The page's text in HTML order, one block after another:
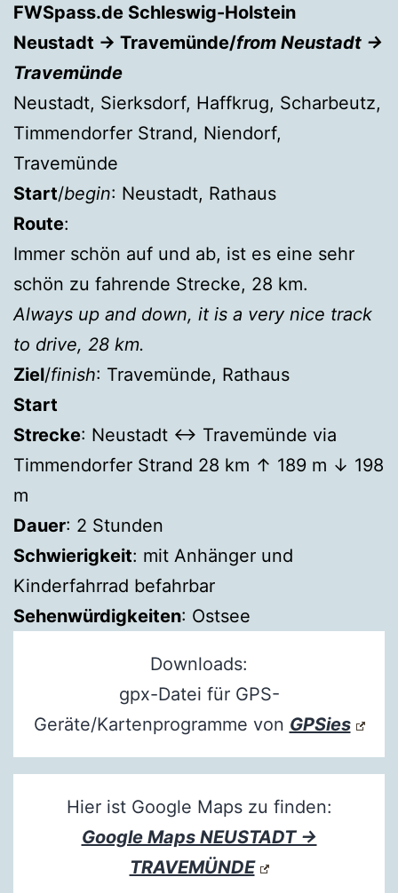
FWSpass.de Schleswig-Holstein
Neustadt → Travemünde/from Neustadt →
Travemünde
Neustadt, Sierksdorf, Haffkrug, Scharbeutz,
Timmendorfer Strand, Niendorf,
Travemünde
Start/begin: Neustadt, Rathaus
Route:
Immer schön auf und ab, ist es eine sehr
schön zu fahrende Strecke, 28 km.
Always up and down, it is a very nice track
to drive, 28 km.
Ziel/finish: Travemünde, Rathaus
Start
Strecke: Neustadt ↔ Travemünde via
Timmendorfer Strand 28 km ↑ 189 m ↓ 198
m
Dauer: 2 Stunden
Schwierigkeit: mit Anhänger und
Kinderfahrrad befahrbar
Sehenwürdigkeiten: Ostsee
Downloads:
gpx-Datei für GPS-
Geräte/Kartenprogramme von GPSies
Hier ist Google Maps zu finden:
Google Maps NEUSTADT →
TRAVEMÜNDE